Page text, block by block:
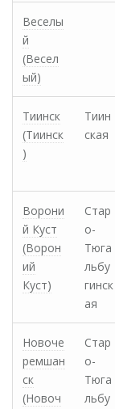
Веселы
й
(Весел
ый)
Тиинск
(Тиинск
)
Тиин
ская
Ворони
й Куст
(Ворон
ий
Куст)
Стар
о-
Тюга
льбу
гинск
ая
Новоче
ремшан
ск
(Новоч
Стар
о-
Тюга
льбу